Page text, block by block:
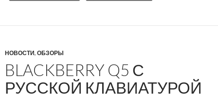
НОВОСТИ, ОБЗОРЫ
BLACKBERRY Q5 С
РУССКОЙ КЛАВИАТУРОЙ